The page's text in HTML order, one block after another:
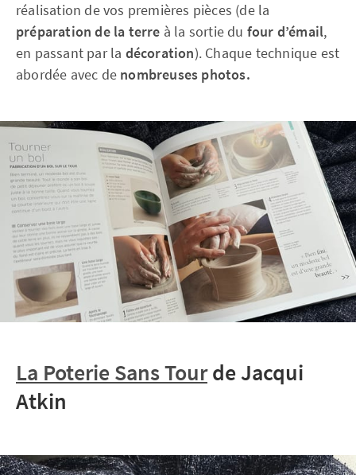
réalisation de vos premières pièces (de la
préparation de la terre à la sortie du four d’émail,
en passant par la décoration). Chaque technique est
abordée avec de nombreuses photos.
La Poterie Sans Tourde Jacqui
Atkin